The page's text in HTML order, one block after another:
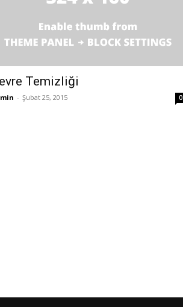
Temizliği
- Şubat 25, 2015 0